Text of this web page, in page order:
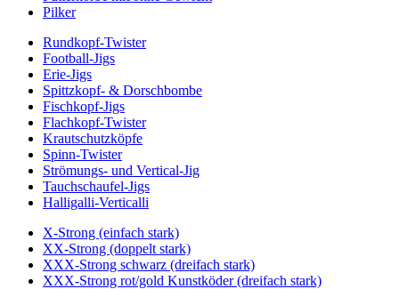
Pilker
Rundkopf-Twister
Football-Jigs
Erie-Jigs
Spittzkopf- & Dorschbombe
Fischkopf-Jigs
Flachkopf-Twister
Krautschutzköpfe
Spinn-Twister
Strömungs- und Vertical-Jig
Tauchschaufel-Jigs
Halligalli-Verticalli
X-Strong (einfach stark)
XX-Strong (doppelt stark)
XXX-Strong schwarz (dreifach stark)
XXX-Strong rot/gold Kunstköder (dreifach stark)